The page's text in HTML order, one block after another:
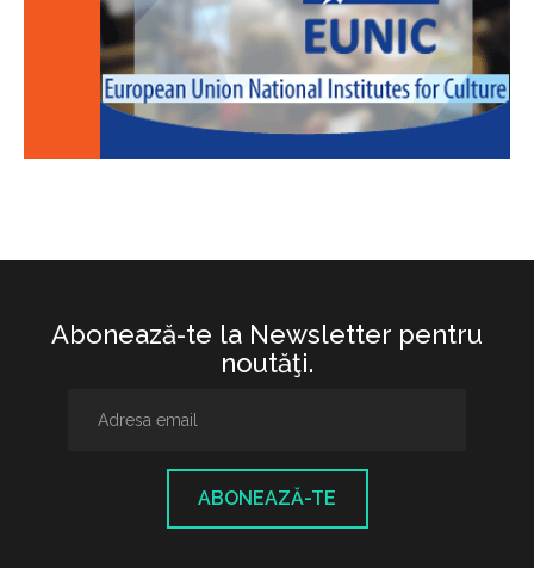
Abonează-te la Newsletter pentru
noutăţi.
ABONEAZĂ-TE